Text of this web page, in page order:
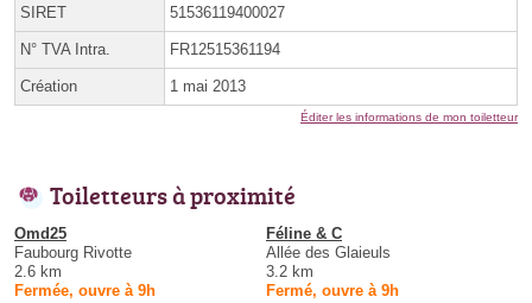
SIRET 51536119400027
N° TVA Intra. FR12515361194
Création 1 mai 2013
Éditer les informations de mon toiletteur
Toiletteurs à proximité
Omd25
Faubourg Rivotte
2.6 km
Fermée, ouvre à 9h
Féline & C
Allée des Glaieuls
3.2 km
Fermé, ouvre à 9h